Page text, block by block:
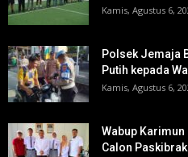
Kamis, Agustus 6,
Polsek Jemaja
Putih kepada
Kamis, Agustus 6,
Wabup
Calon